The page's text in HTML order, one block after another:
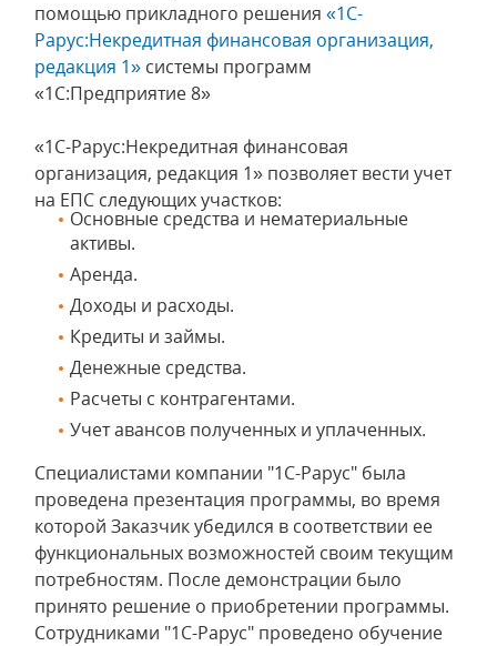
помощью прикладного решения «1С-
Рарус:Некредитная финансовая организация,
редакция 1» системы программ
«1С:Предприятие 8»
«1С-Рарус:Некредитная финансовая
организация, редакция 1» позволяет вести учет
на ЕПС следующих участков:
Основные средства и нематериальные
активы.
Аренда.
Доходы и расходы.
Кредиты и займы.
Денежные средства.
Расчеты с контрагентами.
Учет авансов полученных и уплаченных.
Специалистами компании "1С-Рарус" была
проведена презентация программы, во время
которой Заказчик убедился в соответствии ее
функциональных возможностей своим текущим
потребностям. После демонстрации было
принято решение о приобретении программы.
Сотрудниками "1С-Рарус" проведено обучение